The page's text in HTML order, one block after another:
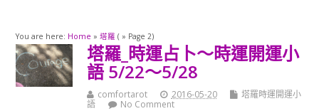
You are here: Home » 塔羅 ( » Page 2)
塔羅_時運占卜～時運開運小
語 5/22～5/28
comfortarot 2016-05-20
塔羅時運開運小
語
No Comment